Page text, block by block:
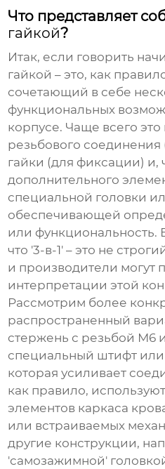
Что представляет
гайкой?
Итак, если говорить
гайкой – это, как
сочетающий в себе
функциональных
корпусе. Чаще всего
резьбового
гайки (для фиксации) и,
дополнительного
специальной головки
обеспечивающей
или функциональность.
что '3-в-1' – это не
и производители могут
интерпретации этой
Рассмотрим более
распространенный
стержень с резьбой М6
специальный штифт или
которая усиливает
как правило,
элементов каркаса
или встраиваемых
другие конструкции,
'самозажимной'